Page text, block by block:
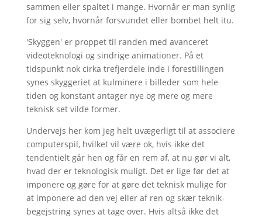
sammen eller spaltet i mange. Hvornår er man synlig
for sig selv, hvornår forsvundet eller bombet helt itu.
'Skyggen' er proppet til randen med avanceret
videoteknologi og sindrige animationer. På et
tidspunkt nok cirka trefjerdele inde i forestillingen
synes skyggeriet at kulminere i billeder som hele
tiden og konstant antager nye og mere og mere
teknisk set vilde former.
Undervejs her kom jeg helt uvægerligt til at associere
computerspil, hvilket vil være ok, hvis ikke det
tendentielt går hen og får en rem af, at nu gør vi alt,
hvad der er teknologisk muligt. Det er lige før det at
imponere og gøre for at gøre det teknisk mulige for
at imponere ad den vej eller af ren og skær teknik-
begejstring synes at tage over. Hvis altså ikke det